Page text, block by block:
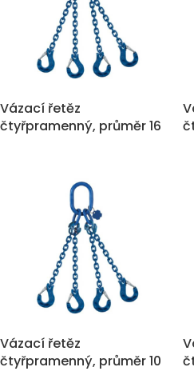
Vázací řetěz
čtyřpramenný, průměr 16
Vázací řetěz
čtyřpramenný, průměr 10